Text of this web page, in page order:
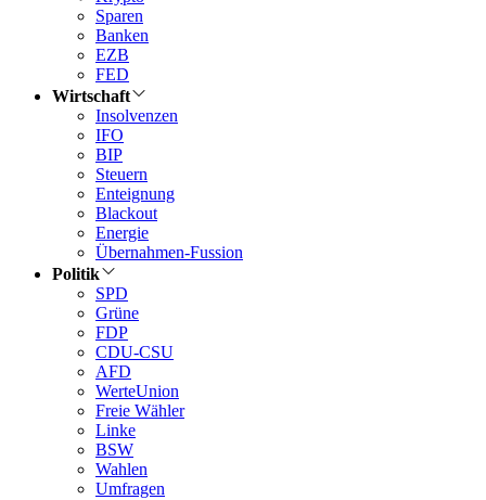
Sparen
Banken
EZB
FED
Wirtschaft
Insolvenzen
IFO
BIP
Steuern
Enteignung
Blackout
Energie
Übernahmen-Fussion
Politik
SPD
Grüne
FDP
CDU-CSU
AFD
WerteUnion
Freie Wähler
Linke
BSW
Wahlen
Umfragen